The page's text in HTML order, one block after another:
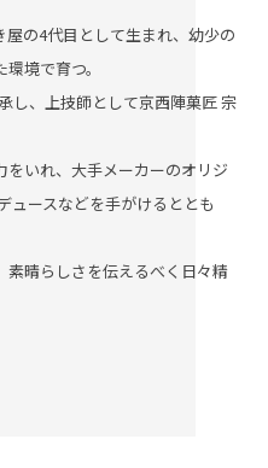
の4代目として生まれ、幼少の
境で育つ。
し、上技師として京西陣菓匠 宗
いれ、大手メーカーのオリジ
ュースなどを手がけるととも
素晴らしさを伝えるべく日々精